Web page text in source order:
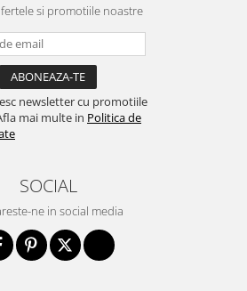
si promotiile noastre
newsletter cu promotiile
mai multe in Politica de
SOCIAL
ne in social media